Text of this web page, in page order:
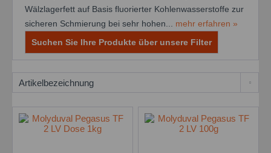
Wälzlagerfett auf Basis fluorierter Kohlenwasserstoffe zur
sicheren Schmierung bei sehr hohen... mehr erfahren »
Suchen Sie Ihre Produkte über unsere Filter